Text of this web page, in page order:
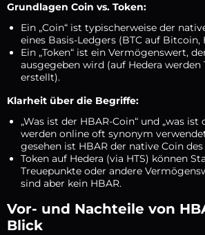
Grundlagen Coin vs. Token:
Ein „Coin“ ist typischerweise der
eines Basis-Ledgers (BTC auf Bitcoin,
Ein „Token“ ist ein Vermögenswert,
ausgegeben wird (auf Hedera werden
erstellt).
Klarheit über die Begriffe:
„Was ist der HBAR-Coin“ und „was ist
werden online oft synonym
gesehen ist HBAR der native Coin
Token auf Hedera (via HTS) können
Treuepunkte oder andere
sind aber kein HBAR.
Vor- und Nachteile von
Blick